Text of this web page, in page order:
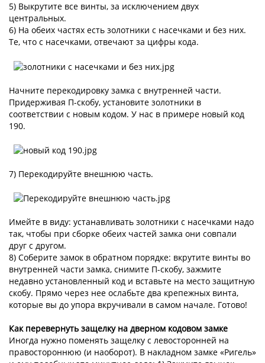
5) Выкрутите все винты, за исключением двух
центральных.
6) На обеих частях есть золотники с насечками и без них.
Те, что с насечками, отвечают за цифры кода.
Начните перекодировку замка с внутренней части.
Придерживая П-скобу, установите золотники в
соответствии с новым кодом. У нас в примере новый код
190.
7) Перекодируйте внешнюю часть.
Имейте в виду: устанавливать золотники с насечками надо
так, чтобы при сборке обеих частей замка они совпали
друг с другом.
8) Соберите замок в обратном порядке: вкрутите винты во
внутренней части замка, снимите П-скобу, зажмите
недавно установленный код и вставьте на место защитную
скобу. Прямо через нее ослабьте два крепежных винта,
которые вы до упора вкручивали в самом начале. Готово!
Как перевернуть защелку на дверном кодовом замке
Иногда нужно поменять защелку с левосторонней на
правостороннюю (и наоборот). В накладном замке «Ригель»